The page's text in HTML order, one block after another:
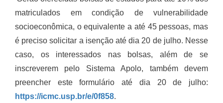
matriculados em condição de vulnerabilidade
socioeconômica, o equivalente a até 45 pessoas, mas
é preciso solicitar a isenção até dia 20 de julho. Nesse
caso, os interessados nas bolsas, além de se
inscreverem pelo Sistema Apolo, também devem
preencher este formulário até dia 20 de julho:
https://icmc.usp.br/e/0f858.